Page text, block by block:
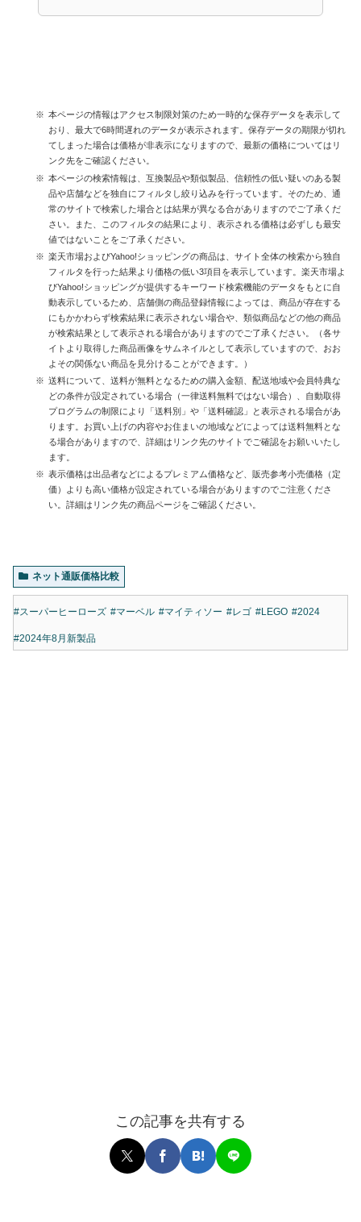
本ページの情報はアクセス制限対策のため一時的な保存データを表示して
おり、最大で6時間遅れのデータが表示されます。保存データの期限が切れ
てしまった場合は価格が非表示になりますので、最新の価格についてはリ
ンク先をご確認ください。
本ページの検索情報は、互換製品や類似製品、信頼性の低い疑いのある製
品や店舗などを独自にフィルタし絞り込みを行っています。そのため、通
常のサイトで検索した場合とは結果が異なる合がありますのでご了承くだ
さい。また、このフィルタの結果により、表示される価格は必ずしも最安
値ではないことをご了承ください。
楽天市場およびYahoo!ショッピングの商品は、サイト全体の検索から独自
フィルタを行った結果より価格の低い3項目を表示しています。楽天市場よ
びYahoo!ショッピングが提供するキーワード検索機能のデータをもとに自
動表示しているため、店舗側の商品登録情報によっては、商品が存在する
にもかかわらず検索結果に表示されない場合や、類似商品などの他の商品
が検索結果として表示される場合がありますのでご了承ください。（各サ
イトより取得した商品画像をサムネイルとして表示していますので、おお
よその関係ない商品を見分けることができます。）
送料について、送料が無料となるための購入金額、配送地域や会員特典な
どの条件が設定されている場合（一律送料無料ではない場合）、自動取得
プログラムの制限により「送料別」や「送料確認」と表示される場合があ
ります。お買い上げの内容やお住まいの地域などによっては送料無料とな
る場合がありますので、詳細はリンク先のサイトでご確認をお願いいたし
ます。
表示価格は出品者などによるプレミアム価格など、販売参考小売価格（定
価）よりも高い価格が設定されている場合がありますのでご注意くださ
い。詳細はリンク先の商品ページをご確認ください。
ネット通販価格比較
#スーパーヒーローズ #マーベル #マイティソー #レゴ #LEGO #2024
#2024年8月新製品
この記事を共有する